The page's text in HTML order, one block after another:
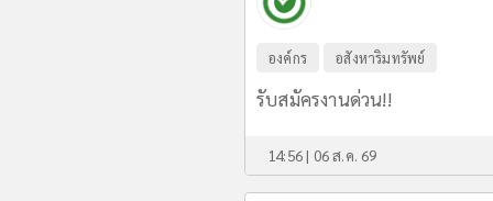
องค์กร อสังหาริมทรัพย์
รับสมัครงานด่วน!!
14:56 | 06 ส.ค. 69